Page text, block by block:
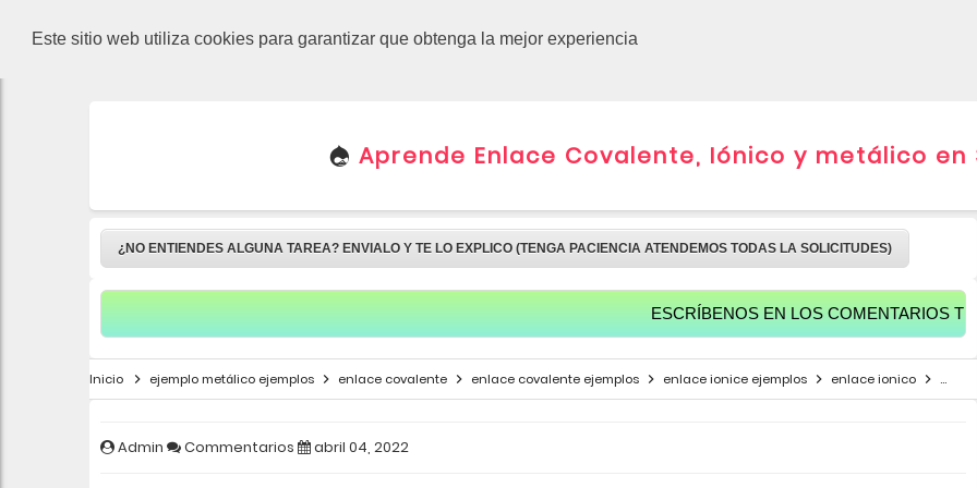
Este sitio web utiliza cookies para garantizar que obtenga la mejor experiencia
Aprende Enlace Covalente, Iónico y metálico en
¿NO ENTIENDES ALGUNA TAREA? ENVIALO Y TE LO EXPLICO (TENGA PACIENCIA ATENDEMOS TODAS LA SOLICITUDES)
ESCRÍBENOS EN LOS COMENTARIOS TUS
Inicio ejemplo metálico ejemplos enlace covalente enlace covalente ejemplos enlace ionice ejemplos enlace ionico
Admin Commentarios abril 04, 2022